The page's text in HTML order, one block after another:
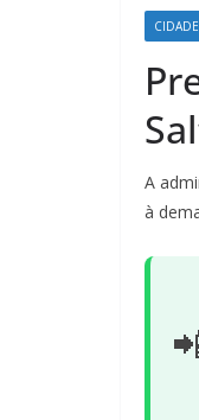
CIDADE
A
à